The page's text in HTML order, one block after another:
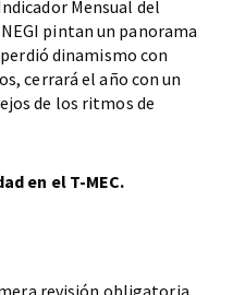
Mensual del
pintan un panorama
dinamismo con
cerrará el año con un
de los ritmos de
en el T-MEC.
revisión obligatoria